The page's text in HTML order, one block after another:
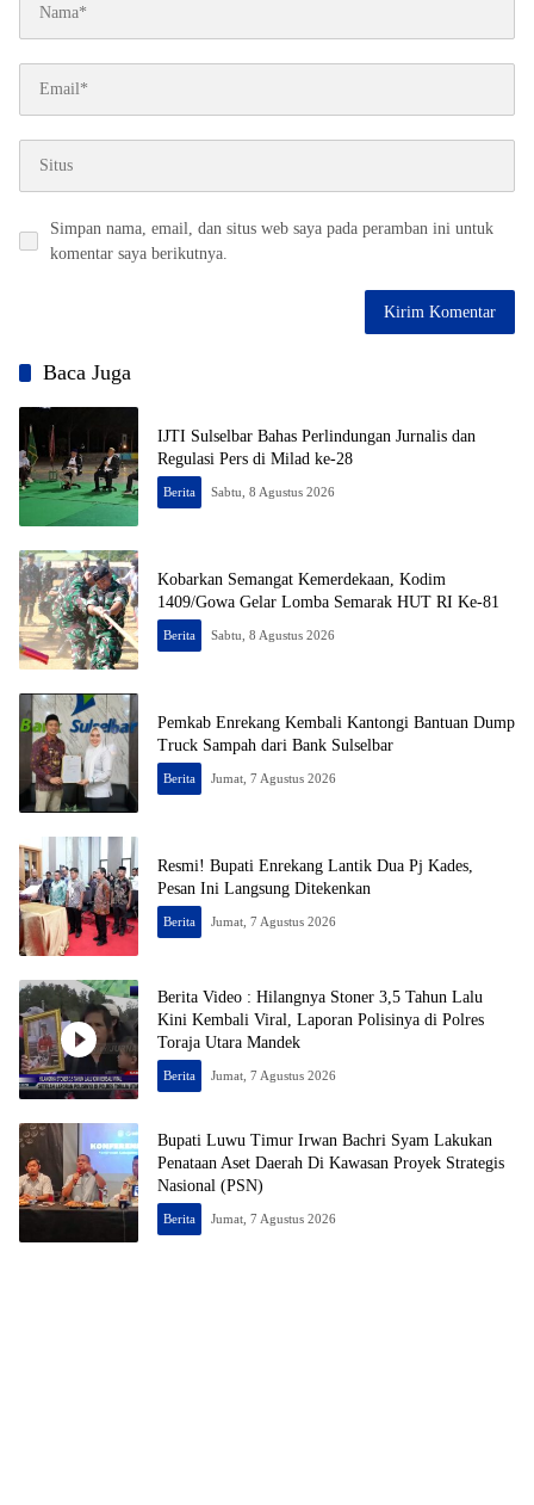
Simpan nama, email, dan situs web saya pada peramban ini untuk
komentar saya berikutnya.
Baca Juga
IJTI Sulselbar Bahas Perlindungan Jurnalis dan
Regulasi Pers di Milad ke-28
Berita Sabtu, 8 Agustus 2026
Kobarkan Semangat Kemerdekaan, Kodim
1409/Gowa Gelar Lomba Semarak HUT RI Ke-81
Berita Sabtu, 8 Agustus 2026
Pemkab Enrekang Kembali Kantongi Bantuan Dump
Truck Sampah dari Bank Sulselbar
Berita Jumat, 7 Agustus 2026
Resmi! Bupati Enrekang Lantik Dua Pj Kades,
Pesan Ini Langsung Ditekenkan
Berita Jumat, 7 Agustus 2026
Berita Video : Hilangnya Stoner 3,5 Tahun Lalu
Kini Kembali Viral, Laporan Polisinya di Polres
Toraja Utara Mandek
Berita Jumat, 7 Agustus 2026
Bupati Luwu Timur Irwan Bachri Syam Lakukan
Penataan Aset Daerah Di Kawasan Proyek Strategis
Nasional (PSN)
Berita Jumat, 7 Agustus 2026